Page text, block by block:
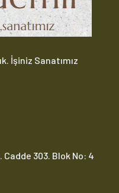
İşiniz Sanatımız
303. Blok No: 4